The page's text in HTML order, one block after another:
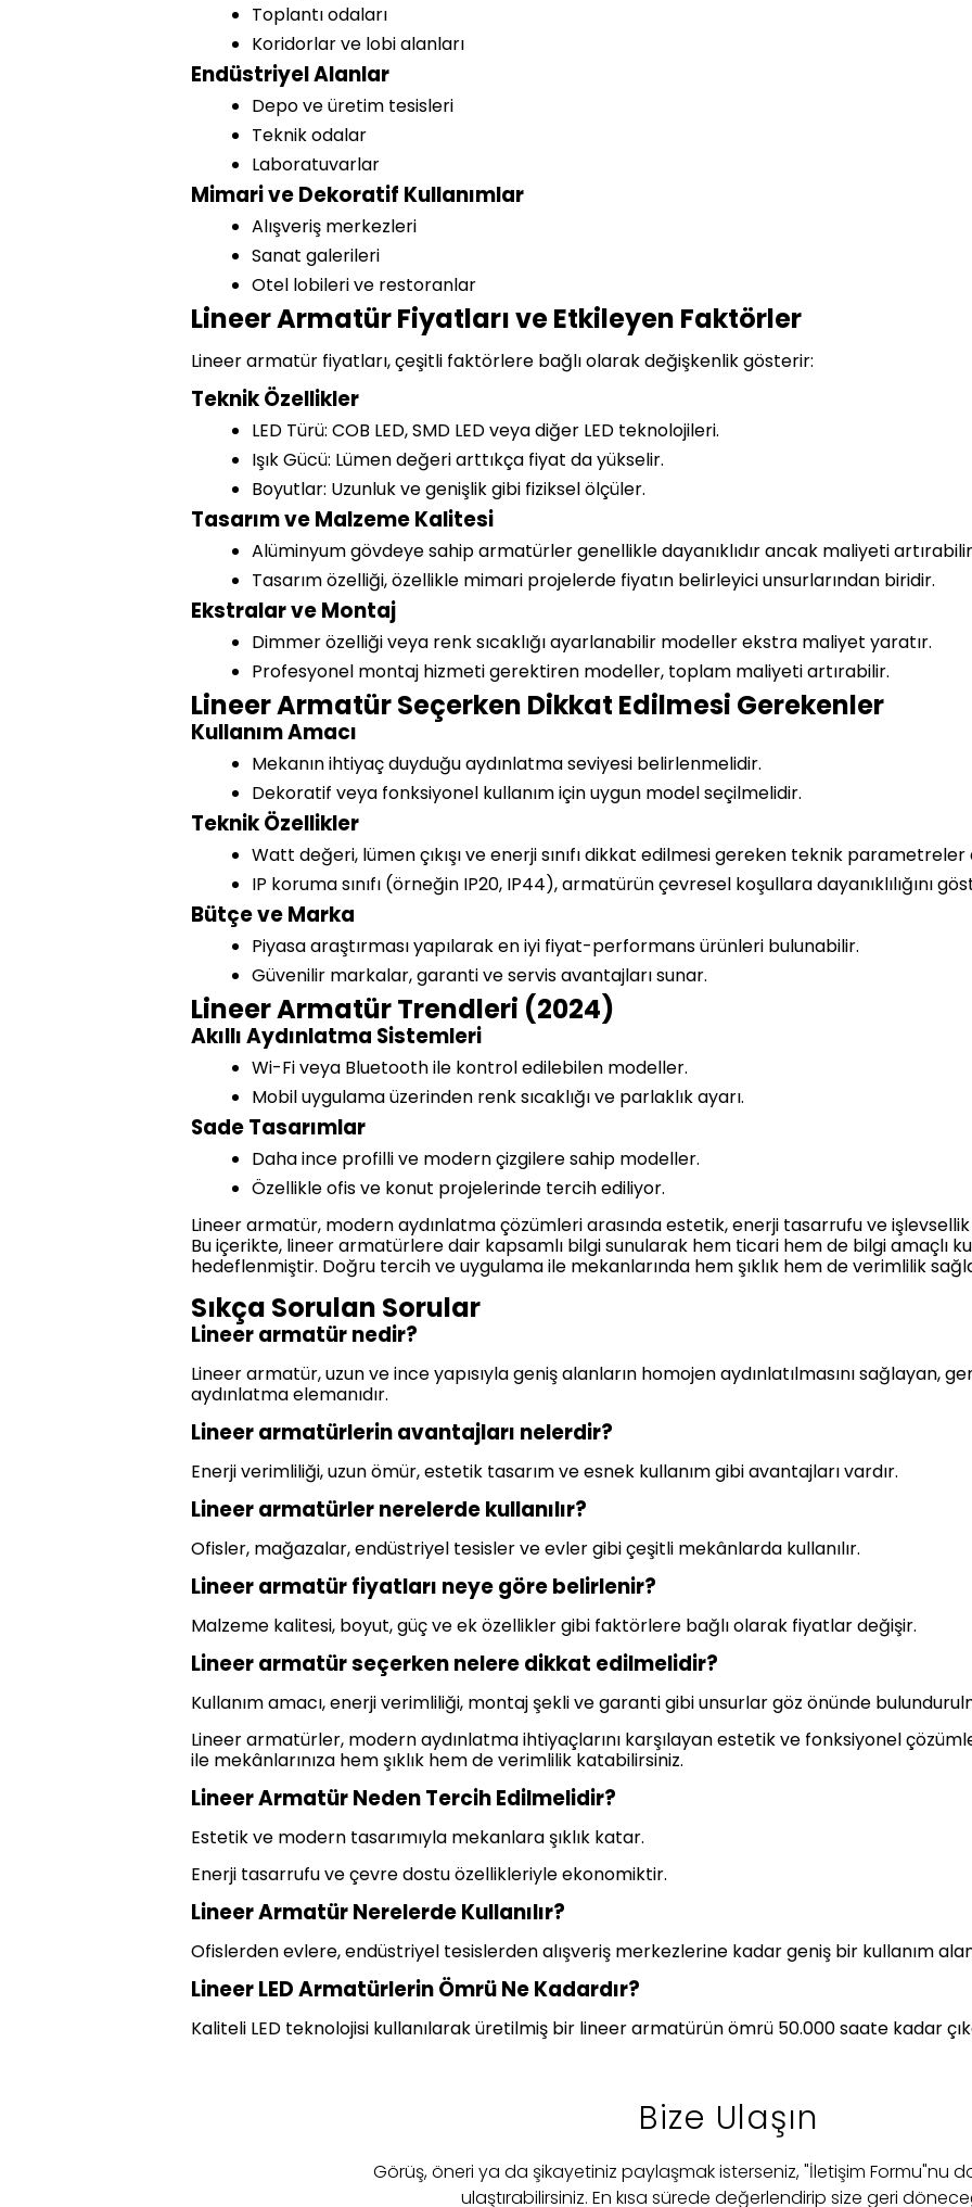
Toplantı odaları
Koridorlar ve lobi alanları
Endüstriyel Alanlar
Depo ve üretim tesisleri
Teknik odalar
Laboratuvarlar
Mimari ve Dekoratif Kullanımlar
Alışveriş merkezleri
Sanat galerileri
Otel lobileri ve restoranlar
Lineer Armatür Fiyatları ve Etkileyen Faktörler
Lineer armatür fiyatları, çeşitli faktörlere bağlı olarak değişkenlik gösterir:
Teknik Özellikler
LED Türü: COB LED, SMD LED veya diğer LED teknolojileri.
Işık Gücü: Lümen değeri arttıkça fiyat da yükselir.
Boyutlar: Uzunluk ve genişlik gibi fiziksel ölçüler.
Tasarım ve Malzeme Kalitesi
Alüminyum gövdeye sahip armatürler genellikle dayanıklıdır ancak maliyeti
Tasarım özelliği, özellikle mimari projelerde fiyatın belirleyici unsurlarından biridir.
Ekstralar ve Montaj
Dimmer özelliği veya renk sıcaklığı ayarlanabilir modeller ekstra maliyet yaratır.
Profesyonel montaj hizmeti gerektiren modeller, toplam maliyeti artırabilir.
Lineer Armatür Seçerken Dikkat Edilmesi Gerekenler
Kullanım Amacı
Mekanın ihtiyaç duyduğu aydınlatma seviyesi belirlenmelidir.
Dekoratif veya fonksiyonel kullanım için uygun model seçilmelidir.
Teknik Özellikler
Watt değeri, lümen çıkışı ve enerji sınıfı dikkat edilmesi gereken teknik parametreler
IP koruma sınıfı (örneğin IP20, IP44), armatürün çevresel koşullara dayanıklılığını
Bütçe ve Marka
Piyasa araştırması yapılarak en iyi fiyat-performans ürünleri bulunabilir.
Güvenilir markalar, garanti ve servis avantajları sunar.
Lineer Armatür Trendleri (2024)
Akıllı Aydınlatma Sistemleri
Wi-Fi veya Bluetooth ile kontrol edilebilen modeller.
Mobil uygulama üzerinden renk sıcaklığı ve parlaklık ayarı.
Sade Tasarımlar
Daha ince profilli ve modern çizgilere sahip modeller.
Özellikle ofis ve konut projelerinde tercih ediliyor.
Lineer armatür, modern aydınlatma çözümleri arasında estetik, enerji tasarrufu ve işlevsellik
Bu içerikte, lineer armatürlere dair kapsamlı bilgi sunularak hem ticari hem de bilgi amaçlı
hedeflenmiştir. Doğru tercih ve uygulama ile mekanlarında hem şıklık hem de verimlilik
Sıkça Sorulan Sorular
Lineer armatür nedir?
Lineer armatür, uzun ve ince yapısıyla geniş alanların homojen aydınlatılmasını sağlayan,
aydınlatma elemanıdır.
Lineer armatürlerin avantajları nelerdir?
Enerji verimliliği, uzun ömür, estetik tasarım ve esnek kullanım gibi avantajları vardır.
Lineer armatürler nerelerde kullanılır?
Ofisler, mağazalar, endüstriyel tesisler ve evler gibi çeşitli mekânlarda kullanılır.
Lineer armatür fiyatları neye göre belirlenir?
Malzeme kalitesi, boyut, güç ve ek özellikler gibi faktörlere bağlı olarak fiyatlar değişir.
Lineer armatür seçerken nelere dikkat edilmelidir?
Kullanım amacı, enerji verimliliği, montaj şekli ve garanti gibi unsurlar göz önünde
Lineer armatürler, modern aydınlatma ihtiyaçlarını karşılayan estetik ve fonksiyonel
ile mekânlarınıza hem şıklık hem de verimlilik katabilirsiniz.
Lineer Armatür Neden Tercih Edilmelidir?
Estetik ve modern tasarımıyla mekanlara şıklık katar.
Enerji tasarrufu ve çevre dostu özellikleriyle ekonomiktir.
Lineer Armatür Nerelerde Kullanılır?
Ofislerden evlere, endüstriyel tesislerden alışveriş merkezlerine kadar geniş bir kullanım
Lineer LED Armatürlerin Ömrü Ne Kadardır?
Kaliteli LED teknolojisi kullanılarak üretilmiş bir lineer armatürün ömrü 50.000 saate kadar
Bize Ulaşın
​Görüş, öneri ya da şikayetiniz paylaşmak isterseniz, "İletişim Formu"nu
ulaştırabilirsiniz. En kısa sürede değerlendirip size geri